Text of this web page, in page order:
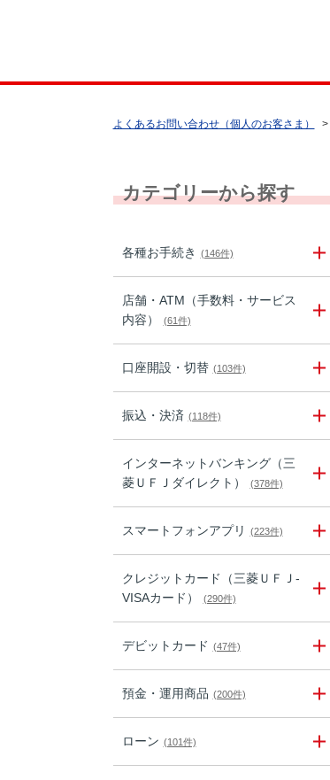
よくあるお問い合わせ（個人のお客さま） >
カテゴリーから探す
各種お手続き (146件)
店舗・ATM（手数料・サービス
内容）
(61件)
口座開設・切替 (103件)
振込・決済 (118件)
インターネットバンキング（三
菱ＵＦＪダイレクト）
(378件)
スマートフォンアプリ (223件)
クレジットカード（三菱ＵＦＪ-
VISAカード）
(290件)
デビットカード (47件)
預金・運用商品 (200件)
ローン (101件)